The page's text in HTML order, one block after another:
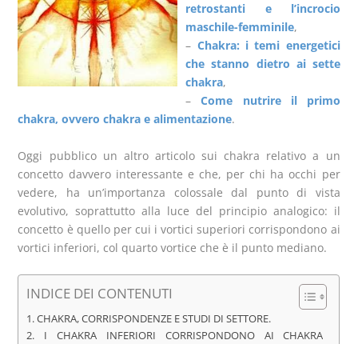
retrostanti e l’incrocio
maschile-femminile,
– Chakra: i temi energetici
che stanno dietro ai sette
chakra,
–Come nutrire il primo
chakra, ovvero chakra e alimentazione.
Oggi pubblico un altro articolo sui chakra relativo a un
concetto davvero interessante e che, per chi ha occhi per
vedere, ha un’importanza colossale dal punto di vista
evolutivo, soprattutto alla luce del principio analogico: il
concetto è quello per cui i vortici superiori corrispondono ai
vortici inferiori, col quarto vortice che è il punto mediano.
INDICE DEI CONTENUTI
1. CHAKRA, CORRISPONDENZE E STUDI DI SETTORE.
2. I CHAKRA INFERIORI CORRISPONDONO AI CHAKRA